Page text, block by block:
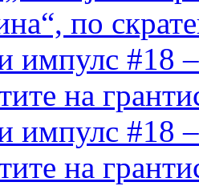
по
импулс #18
на
импулс #18
на